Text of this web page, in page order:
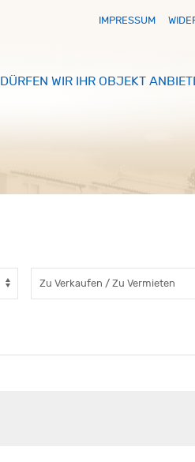
IMPRESSUM
DÜRFEN WIR IHR OBJEKT